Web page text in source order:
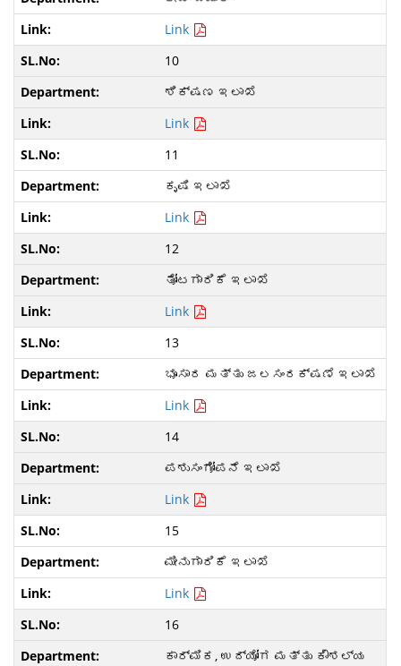
Link
10
ಶಿಕ್ಷಣ ಇಲಾಖೆ
Link
11
ಕೃಷಿ ಇಲಾಖೆ
Link
12
ತೋಟಗಾರಿಕೆ ಇಲಾಖೆ
Link
13
ಭೂಸಾರ ಮತ್ತು ಜಲಸಂರಕ್ಷಣೆ ಇಲಾಖೆ
Link
14
ಪಶುಸಂಗೋಪನೆ ಇಲಾಖೆ
Link
15
ಮೀನುಗಾರಿಕೆ ಇಲಾಖೆ
Link
16
ಕಾರ್ಮಿಕ, ಉದ್ಯೋಗ ಮತ್ತು ಕೌಶಲ್ಯ